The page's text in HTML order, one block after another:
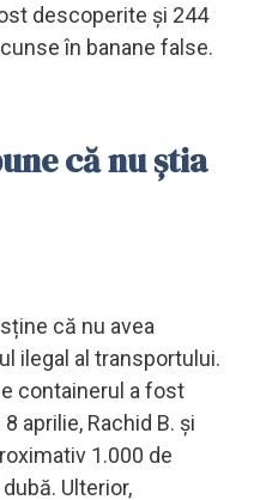
descoperite și 244
în banane false.
că nu știa
că nu avea
ilegal al transportului.
containerul a fost
aprilie, Rachid B. și
1.000 de
Ulterior,